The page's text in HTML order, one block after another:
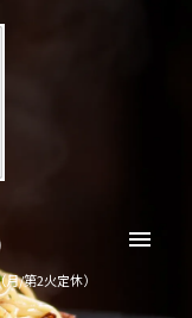
月/第2火定休）